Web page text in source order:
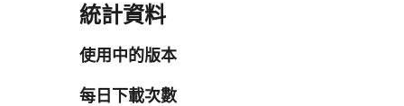
統計資料
使用中的版本
每日下載次數